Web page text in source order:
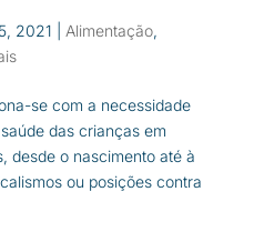
2021 Alimentação,
se com a necessidade
das crianças em
desde o nascimento até à
ou posições contra